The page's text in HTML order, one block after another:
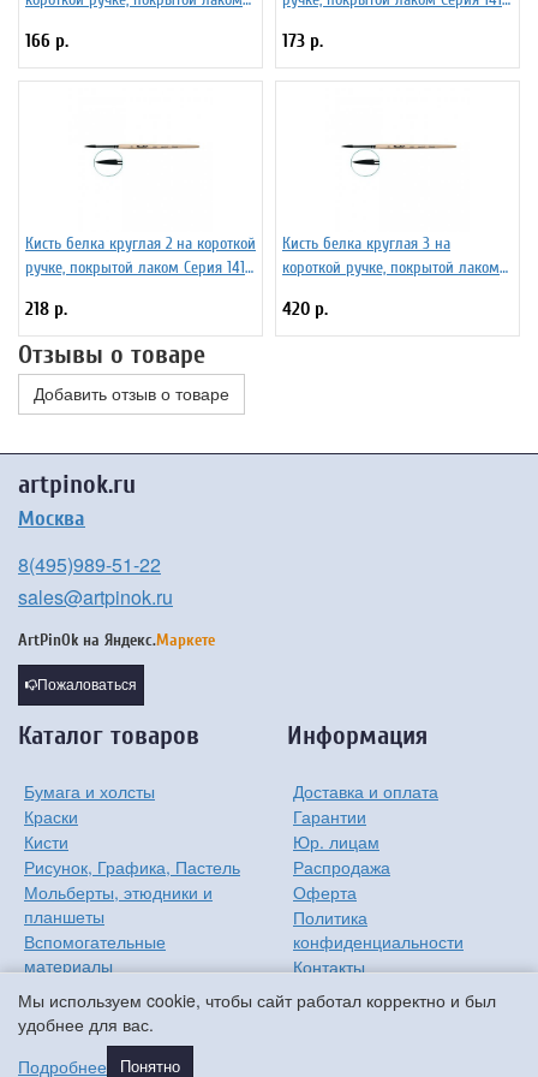
Мы используем cookie, чтобы сайт работал корректно и был
удобнее для вас.
Подробнее
Понятно
166 р. 173 р.
Кисть белка круглая 2 на короткой
ручке, покрытой лаком Серия 1410
218 р.
Кисть белка круглая 3 на
короткой ручке, покрытой лаком
420 р.
Отзывы о товаре
Добавить отзыв о товаре
artpinok.ru
Москва
8(495)989-51-22
sales@artpinok.ru
ArtPinOk на Яндекс.Маркете
Пожаловаться
Каталог товаров
Бумага и холсты
Краски
Кисти
Рисунок, Графика, Пастель
Мольберты, этюдники и
планшеты
Вспомогательные
материалы
Хобби
Детям
Мастер-классы
Информация
Доставка и оплата
Гарантии
Юр. лицам
Распродажа
Оферта
Политика
конфиденциальности
Контакты
О компании